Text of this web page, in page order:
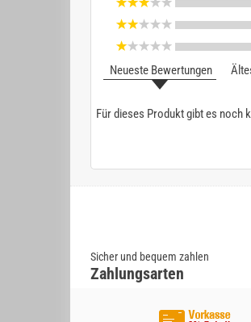
Neueste Bewertungen
Für dieses Produkt gibt es noch
Sicher und bequem zahlen
Zahlungsarten